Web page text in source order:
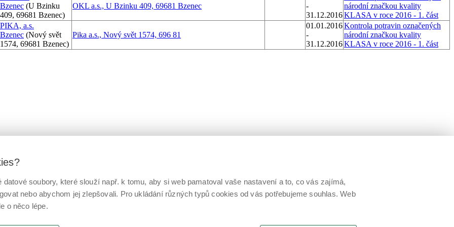
Bzenec (U Bzinku
409, 69681 Bzenec)
OKL a.s., U Bzinku 409, 69681 Bzenec
-
31.12.2016
národní značkou kvality
KLASA v roce 2016 - 1. část
PIKA, a.s.
Bzenec (Nový svět
1574, 69681 Bzenec)
Pika a.s., Nový svět 1574, 696 81
01.01.2016
-
31.12.2016
Kontrola potravin označených
národní značkou kvality
KLASA v roce 2016 - 1. část
soubory, které slouží např. k tomu, aby si web pamatoval vaše nastavení a to, co vás zajímá,
nebo abychom jej zlepšovali. Pro ukládání různých typů cookies od vás potřebujeme souhlas. Web
o něco lépe.